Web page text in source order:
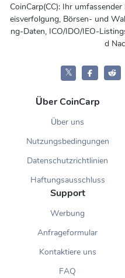
CoinCarp(CC): Ihr
eisverfolgung, Börsen- und
ng-Daten, ICO/IDO/IEO-
d
𝕏
Über CoinCarp
Über uns
Nutzungsbedingungen
Datenschutzrichtlinien
Haftungsausschluss
Support
Werbung
Anfrageformular
Kontaktiere uns
FAQ